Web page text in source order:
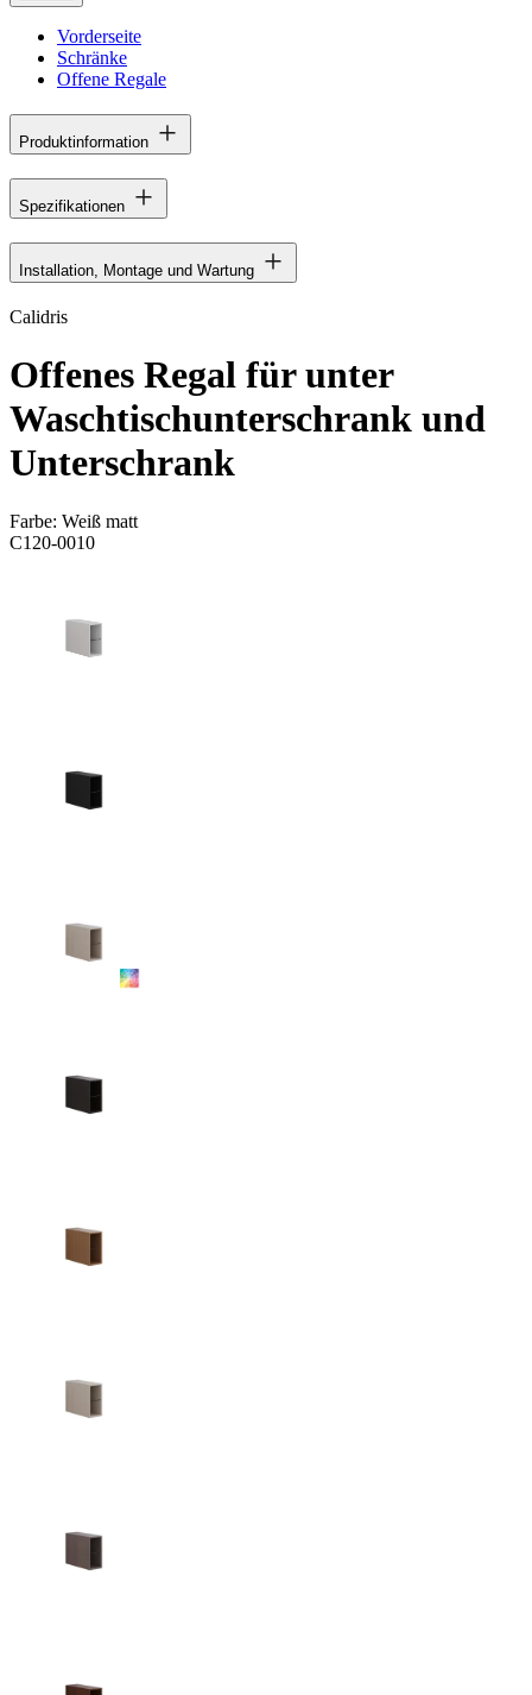
Vorderseite
Schränke
Offene Regale
Produktinformation
Spezifikationen
Installation, Montage und Wartung
Calidris
Offenes Regal für unter
Waschtischunterschrank und
Unterschrank
Farbe: Weiß matt
C120-0010